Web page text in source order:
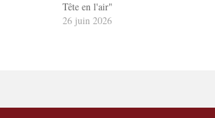
Tête en l'air"
26 juin 2026